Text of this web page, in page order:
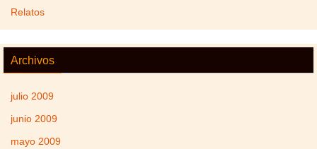
Relatos
Archivos
julio 2009
junio 2009
mayo 2009